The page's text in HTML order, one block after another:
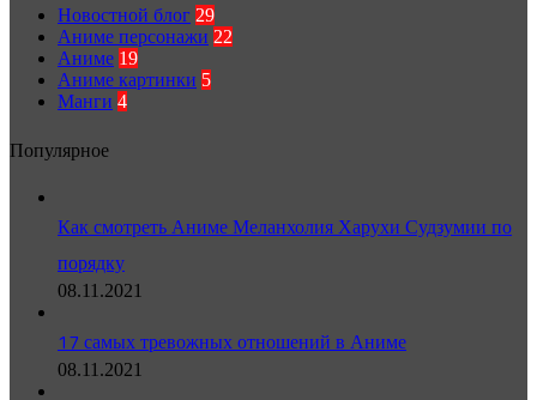
Новостной блог 29
Аниме персонажи 22
Аниме 19
Аниме картинки 5
Манги 4
Популярное
Как смотреть Аниме Меланхолия Харухи Судзумии по
порядку
08.11.2021
17 самых тревожных отношений в Аниме
08.11.2021